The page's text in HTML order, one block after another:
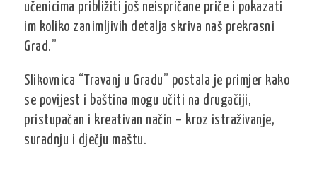
učenicima približiti još neispričane priče i pokazati
im koliko zanimljivih detalja skriva naš prekrasni
Grad.”
Slikovnica “Travanj u Gradu” postala je primjer kako
se povijest i baština mogu učiti na drugačiji,
pristupačan i kreativan način – kroz istraživanje,
suradnju i dječju maštu.